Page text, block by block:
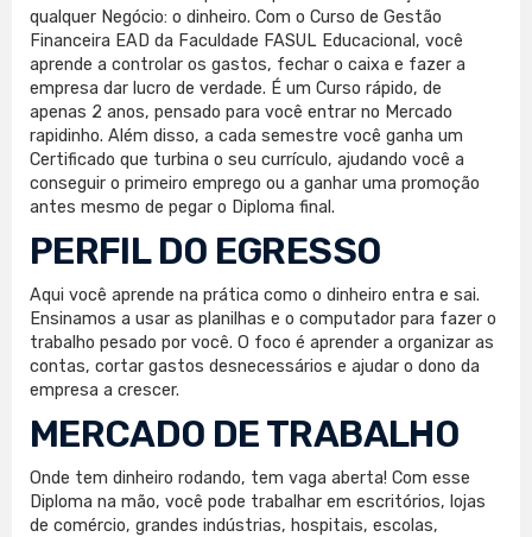
qualquer Negócio: o dinheiro. Com o Curso de Gestão
Financeira EAD da Faculdade FASUL Educacional, você
aprende a controlar os gastos, fechar o caixa e fazer a
empresa dar lucro de verdade. É um Curso rápido, de
apenas 2 anos, pensado para você entrar no Mercado
rapidinho. Além disso, a cada semestre você ganha um
Certificado que turbina o seu currículo, ajudando você a
conseguir o primeiro emprego ou a ganhar uma promoção
antes mesmo de pegar o Diploma final.
PERFIL DO EGRESSO
Aqui você aprende na prática como o dinheiro entra e sai.
Ensinamos a usar as planilhas e o computador para fazer o
trabalho pesado por você. O foco é aprender a organizar as
contas, cortar gastos desnecessários e ajudar o dono da
empresa a crescer.
MERCADO DE TRABALHO
Onde tem dinheiro rodando, tem vaga aberta! Com esse
Diploma na mão, você pode trabalhar em escritórios, lojas
de comércio, grandes indústrias, hospitais, escolas,